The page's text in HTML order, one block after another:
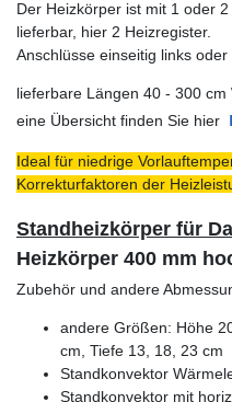
Der Heizkörper ist mit 1 oder
lieferbar, hier 2 Heizregister.
Anschlüsse einseitig links
lieferbare Längen 40 - 300
eine Übersicht finden Sie hier
Ideal für niedrige
Korrekturfaktoren der
Standheizkörper für
Heizkörper 400 mm
Zubehör und andere
andere Größen: Höhe
cm, Tiefe 13, 18, 23 cm
Standkonvektor
Standkonvektor mit